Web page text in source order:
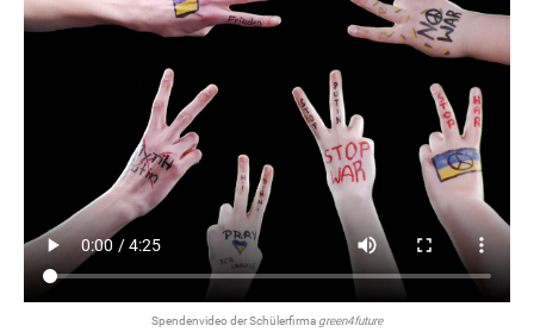
Spendenvideo der Schülerfirma green4future